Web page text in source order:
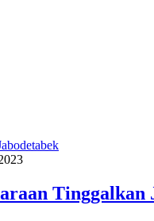
Tinggalkan